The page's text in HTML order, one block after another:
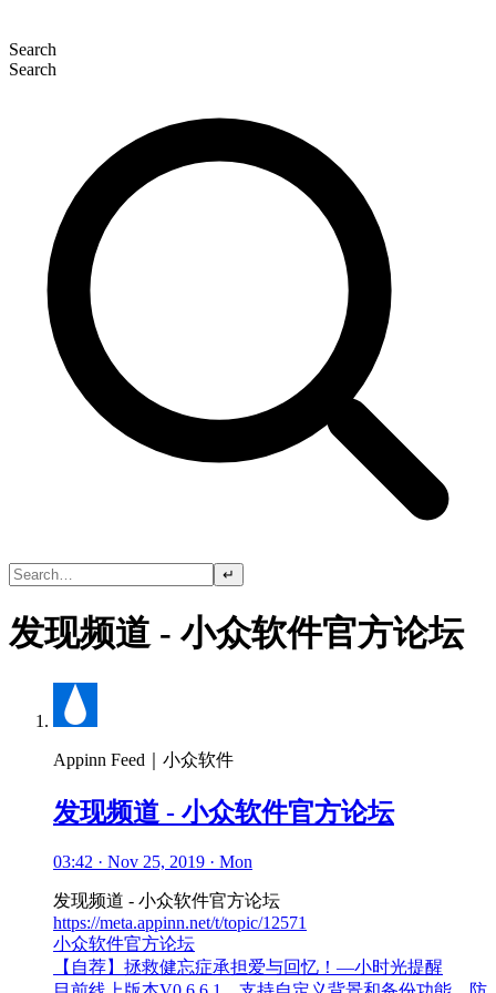
Search
Search
↵
发现频道 - 小众软件官方论坛
Appinn Feed｜小众软件
发现频道 - 小众软件官方论坛
03:42 · Nov 25, 2019 · Mon
发现频道 - 小众软件官方论坛
https://meta.appinn.net/t/topic/12571
小众软件官方论坛
【自荐】拯救健忘症承担爱与回忆！—小时光提醒